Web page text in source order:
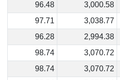
3,000.58
96.48
3,038.77
97.71
2,994.38
96.28
3,070.72
98.74
3,070.72
98.74